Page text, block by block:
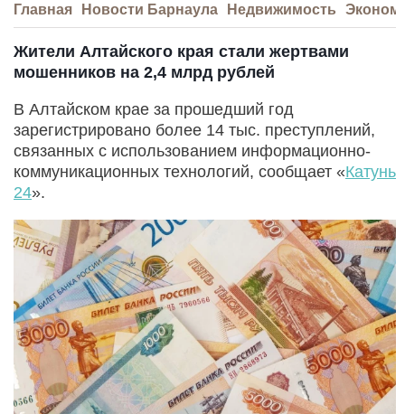
Главная Новости Барнаула Недвижимость
Жители Алтайского края стали жертвами
мошенников на 2,4 млрд рублей
В Алтайском крае за прошедший год
зарегистрировано более 14 тыс. преступлений,
связанных с использованием информационно-
коммуникационных технологий, сообщает «Катунь
24».